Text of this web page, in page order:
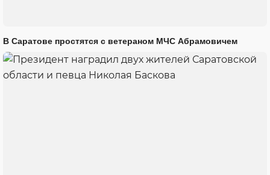
В Саратове простятся с ветераном МЧС Абрамовичем